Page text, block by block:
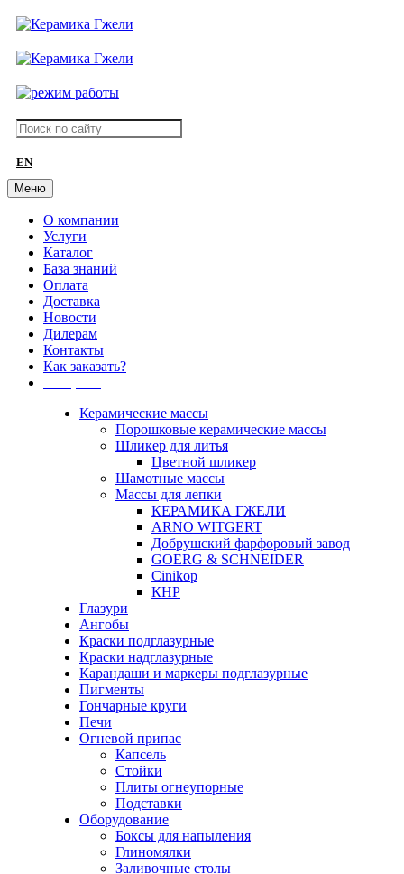
EN
Меню
О компании
Услуги
Каталог
База знаний
Оплата
Доставка
Новости
Дилерам
Контакты
Как заказать?
Керамические массы
Порошковые керамические массы
Шликер для литья
Цветной шликер
Шамотные массы
Массы для лепки
КЕРАМИКА ГЖЕЛИ
ARNO WITGERT
Добрушский фарфоровый завод
GOERG & SCHNEIDER
Cinikop
КНР
Глазури
Ангобы
Краски подглазурные
Краски надглазурные
Карандаши и маркеры подглазурные
Пигменты
Гончарные круги
Печи
Огневой припас
Капсель
Стойки
Плиты огнеупорные
Подставки
Оборудование
Боксы для напыления
Глиномялки
Заливочные столы